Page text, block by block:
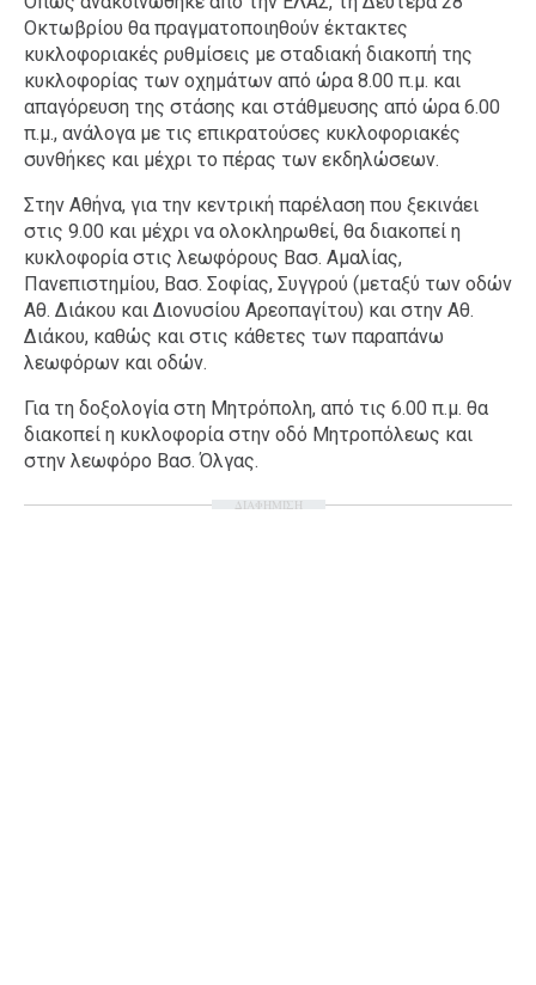
Οκτωβρίου θα πραγματοποιηθούν έκτακτες
κυκλοφοριακές ρυθμίσεις με σταδιακή διακοπή της
κυκλοφορίας των οχημάτων από ώρα 8.00 π.μ. και
απαγόρευση της στάσης και στάθμευσης από ώρα 6.00
π.μ., ανάλογα με τις επικρατούσες κυκλοφοριακές
συνθήκες και μέχρι το πέρας των εκδηλώσεων.
Στην Αθήνα, για την κεντρική παρέλαση που ξεκινάει
στις 9.00 και μέχρι να ολοκληρωθεί, θα διακοπεί η
κυκλοφορία στις λεωφόρους Βασ. Αμαλίας,
Πανεπιστημίου, Βασ. Σοφίας, Συγγρού (μεταξύ των οδών
Αθ. Διάκου και Διονυσίου Αρεοπαγίτου) και στην Αθ.
Διάκου, καθώς και στις κάθετες των παραπάνω
λεωφόρων και οδών.
Για τη δοξολογία στη Μητρόπολη, από τις 6.00 π.μ. θα
διακοπεί η κυκλοφορία στην οδό Μητροπόλεως και
στην λεωφόρο Βασ. Όλγας.
ΔΙΑΦΗΜΙΣΗ